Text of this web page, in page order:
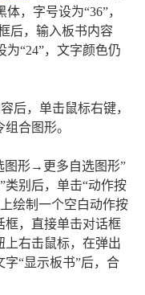
，字号设为“36”，
后，输入板书内容
“24”，文字颜色仍
后，单击鼠标右键，
合图形。
图形→更多自选图形”
类别后，单击“动作按
绘制一个空白动作按
框，直接单击对话框
上右击鼠标，在弹出
字“显示板书”后，合